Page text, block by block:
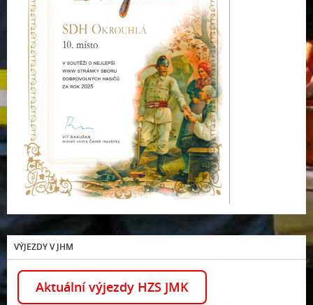
VÝJEZDY V JHM
Aktuální výjezdy HZS JMK